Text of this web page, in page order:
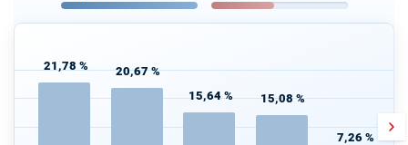
21,78 % 20,67 %
15,64 % 15,08 %
7,26 %